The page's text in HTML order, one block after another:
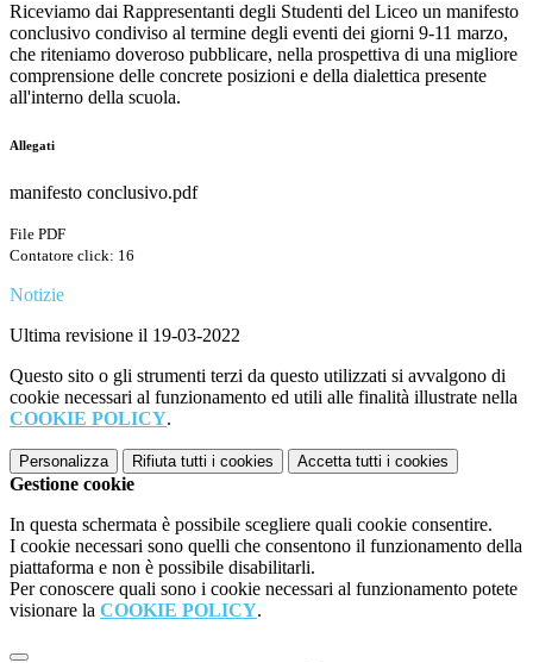
Riceviamo dai Rappresentanti degli Studenti del Liceo un manifesto
conclusivo condiviso al termine degli eventi dei giorni 9-11 marzo,
che riteniamo doveroso pubblicare, nella prospettiva di una migliore
comprensione delle concrete posizioni e della dialettica presente
all'interno della scuola.
Allegati
manifesto conclusivo.pdf
File PDF
Contatore click: 16
Notizie
Ultima revisione il 19-03-2022
Questo sito o gli strumenti terzi da questo utilizzati si avvalgono di
cookie necessari al funzionamento ed utili alle finalità illustrate nella
COOKIE POLICY.
Personalizza Rifiuta tutti i cookies Accetta tutti i cookies
Gestione cookie
In questa schermata è possibile scegliere quali cookie consentire.
I cookie necessari sono quelli che consentono il funzionamento della
piattaforma e non è possibile disabilitarli.
Per conoscere quali sono i cookie necessari al funzionamento potete
visionare la COOKIE POLICY.